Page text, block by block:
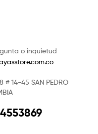
o inquietud
# 14-45 SAN PEDRO